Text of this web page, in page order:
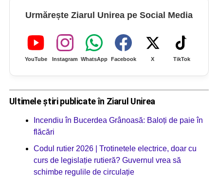
Urmărește Ziarul Unirea pe Social Media
YouTube Instagram WhatsApp Facebook X TikTok
Ultimele știri publicate în Ziarul Unirea
Incendiu în Bucerdea Grânoasă: Baloți de paie în
flăcări
Codul rutier 2026 | Trotinetele electrice, doar cu
curs de legislație rutieră? Guvernul vrea să
schimbe regulile de circulație